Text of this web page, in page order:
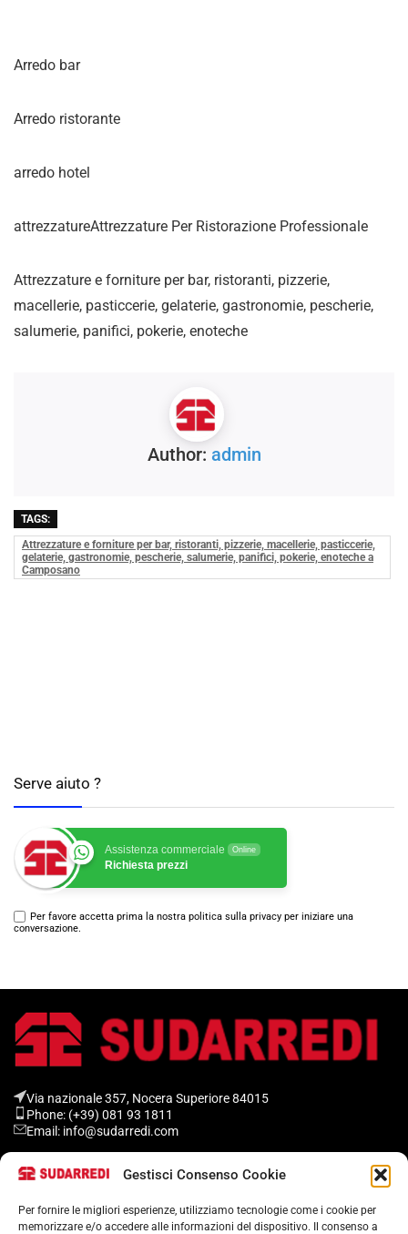
Gestisci Consenso Cookie
Per fornire le migliori esperienze, utilizziamo tecnologie come i cookie per
memorizzare e/o accedere alle informazioni del dispositivo. Il consenso a
Arredo bar
Arredo ristorante
arredo hotel
attrezzatureAttrezzature Per Ristorazione Professionale
Attrezzature e forniture per bar, ristoranti, pizzerie,
macellerie, pasticcerie, gelaterie, gastronomie, pescherie,
salumerie, panifici, pokerie, enoteche
Author: admin
TAGS:
Attrezzature e forniture per bar, ristoranti, pizzerie, macellerie, pasticcerie,
gelaterie, gastronomie, pescherie, salumerie, panifici, pokerie, enoteche a
Camposano
Serve aiuto ?
Assistenza commerciale Online
Richiesta prezzi
Per favore accetta prima la nostra politica sulla privacy per iniziare una
conversazione.
Via nazionale 357, Nocera Superiore 84015​
Phone: (+39) 081 93 1811
Email: info@sudarredi.com
SCUOLA
UFFICIO